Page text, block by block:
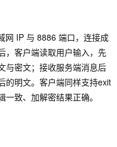
网 IP 与 8886 端口，连接成
，客户端读取用户输入，先
与密文；接收服务端消息后
的明文。客户端同样支持exit
致、加解密结果正确。